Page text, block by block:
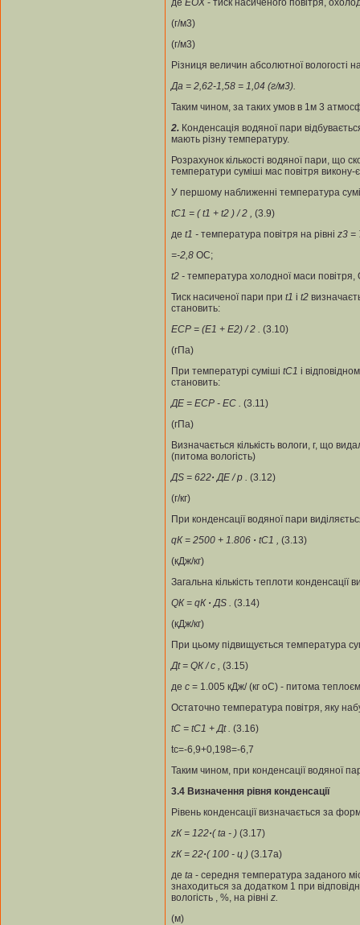
де ЕОХ - тиск насиченого повітря,
(г/м3)
(г/м3)
Різниця величин абсолютної вологості
Да = 2,62-1,58 = 1,04 (г/м3).
Таким чином, за таких умов в 1м 3
2. Конденсація водяної пари
мають різну температуру.
Розрахунок кількості водяної пари, що
температури суміші мас повітря викону-
У першому наближенні температура
tC1 = ( t1 + t2 ) / 2 , (3.9)
де t1 - температура повітря на рівні z3 =
=-2,8 ОС;
t2 - температура холодної маси
Тиск насиченої пари при t1 і t2
становить:
ЕСР = (Е1 + Е2) / 2 . (3.10)
(гПа)
При температурі суміші tC1 і
становить:
ДЕ = ЕСР - ЕС . (3.11)
(гПа)
Визначається кількість вологи, г, що
(питома вологість)
ДS = 622·ДЕ / p . (3.12)
(г/кг)
При конденсації водяної пари
qК= 2500 + 1.806 · tC1 , (3.13)
(кДж/кг)
Загальна кількість теплоти конденсації
QК= qК ·ДS . (3.14)
(кДж/кг)
При цьому підвищується температура
Дt = QК / c , (3.15)
де c = 1.005 кДж/ (кг оС) - питома
Остаточно температура повітря, яку
tС = tС1 + Дt . (3.16)
tc=-6,9+0,198=-6,7
Таким чином, при конденсації водяної
3.4 Визначення рівня конденсації
Рівень конденсації визначається за
zК= 122·( tа - ) (3.17)
zК= 22·( 100 - ц ) (3.17а)
де ta - середня температура заданого
знаходиться за додатком 1 при
вологість , %, на рівні z.
(м)